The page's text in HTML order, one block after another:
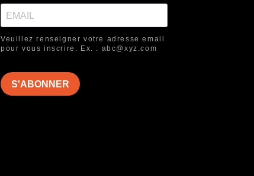
Veuillez renseigner votre adresse email
pour vous inscrire. Ex. : abc@xyz.com
S'ABONNER